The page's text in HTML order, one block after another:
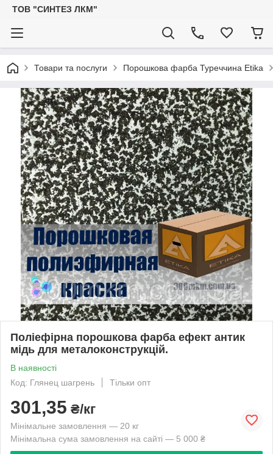
ТОВ "СИНТЕЗ ЛКМ"
Товари та послуги Порошкова фарба Туреччина Etika
Поліефірна порошкова фарба ефект антик
мідь для металоконструкцій.
В наявності
Код: Глянец шагрень
Тільки опт
301,35 ₴/кг
Мінімальне замовлення — 20 кг
Мінімальна сума замовлення на сайті — 5 000 ₴